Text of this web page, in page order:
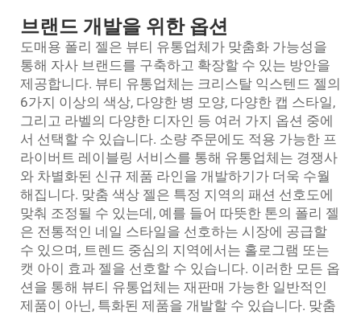
브랜드 개발을 위한 옵션
도매용 폴리 젤은 뷰티 유통업체가 맞춤화 가능성을
통해 자사 브랜드를 구축하고 확장할 수 있는 방안을
제공합니다. 뷰티 유통업체는 크리스탈 익스텐드 젤의
6가지 이상의 색상, 다양한 병 모양, 다양한 캡 스타일,
그리고 라벨의 다양한 디자인 등 여러 가지 옵션 중에
서 선택할 수 있습니다. 소량 주문에도 적용 가능한 프
라이버트 레이블링 서비스를 통해 유통업체는 경쟁사
와 차별화된 신규 제품 라인을 개발하기가 더욱 수월
해집니다. 맞춤 색상 젤은 특정 지역의 패션 선호도에
맞춰 조정될 수 있는데, 예를 들어 따뜻한 톤의 폴리 젤
은 전통적인 네일 스타일을 선호하는 시장에 공급할
수 있으며, 트렌드 중심의 지역에서는 홀로그램 또는
캣 아이 효과 젤을 선호할 수 있습니다. 이러한 모든 옵
션을 통해 뷰티 유통업체는 재판매 가능한 일반적인
제품이 아닌, 특화된 제품을 개발할 수 있습니다. 맞춤